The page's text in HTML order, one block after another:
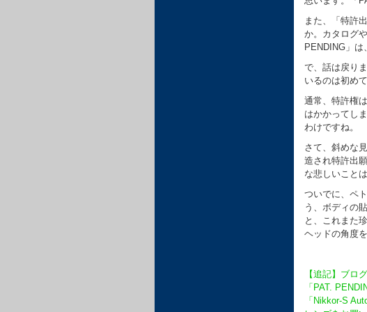
また、「特許
か。カタログ
PENDING」は
で、話は戻り
いるのは初め
通常、特許権
はかかってし
わけですね。
さて、斜めな
造され特許出
な悲しいこと
ついでに、ペ
う、ボディの
と、これまた
ヘッドの角度
【追記】ブロ
「PAT.
「Nikkor-S